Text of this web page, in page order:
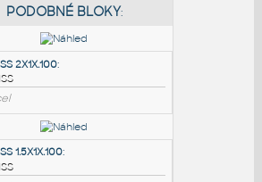
PODOBNÉ BLOKY